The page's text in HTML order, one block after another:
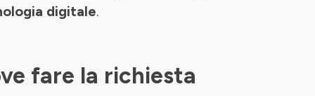
digitale.
fare la richiesta